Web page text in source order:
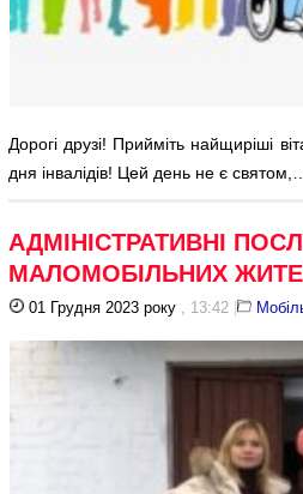
Дорогі друзі! Прийміть найщиріші
дня інвалідів! Цей день не є
АДМІНІСТРАТИВНІ
МАЛОМОБІЛЬНИХ
01 Грудня 2023 року , 13:42 |